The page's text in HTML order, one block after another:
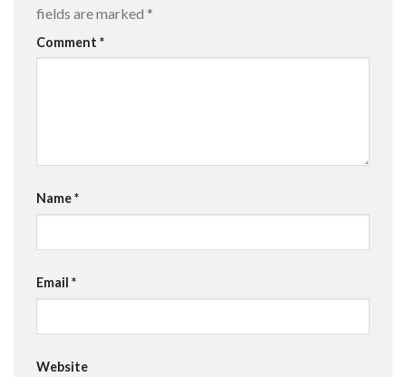
fields are marked *
Comment *
Name*
Email *
Website